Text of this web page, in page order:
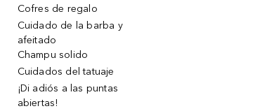
Cofres de regalo
Cuidado de la barba y
afeitado
Champu solido
Cuidados del tatuaje
¡Di adiós a las puntas
abiertas!